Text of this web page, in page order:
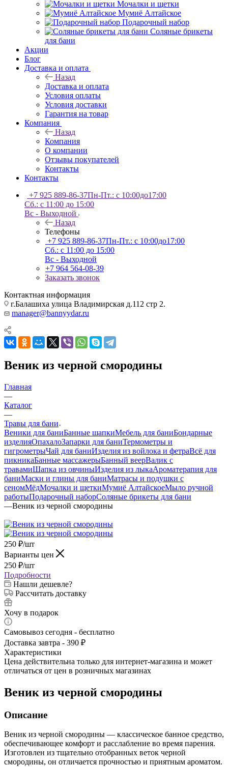
Мочалки и щетки
Мумиё Алтайское
Подарочный набор
Соляные брикеты
для бани
Акции
Блог
Доставка и оплата
Назад
Доставка и оплата
Условия оплаты
Условия доставки
Гарантия на товар
Компания
Назад
Компания
О компании
Отзывы покупателей
Контакты
Контакты
+7 925 889-86-37Пн-Пт.: с 10:00до17:00
Сб.: с 11:00 до 15:00
Вс - Выходной
Назад
Телефоны
+7 925 889-86-37Пн-Пт.: с 10:00до17:00
Сб.: с 11:00 до 15:00
Вс - Выходной
+7 964 564-08-39
Заказать звонок
Контактная информация
г.Балашиха улица Владимирская д.112 стр 2.
manager@bannyydar.ru
Веник из черной смородины
Главная
—
Каталог
—
Травы для бани
Веники для баниБанные шапкиМебель для баниБондарные
изделияОпахалоЗапарки для баниТермометры и
гигрометрыЧай для баниИзделия из войлока и фетраВсё для
пикникаБанные массажерыБанный веерВалик с
травамиШапка из овчиныИзделия из лыкаАроматерапия для
баниМаски и глины для баниМатрасы и подушки с
сеномМёдМочалки и щеткиМумиё АлтайскоеМыло ручной
работыПодарочный наборСоляные брикеты для бани
—Веник из черной смородины
250 ₽/шт
Варианты цен
250 ₽/шт
Подробности
Нашли дешевле?
Рассчитать доставку
Хочу в подарок
Самовывоз сегодня - бесплатно
Доставка завтра - 390 ₽
Характеристики
Цена действительна только для интернет-магазина и может
отличаться от цен в розничных магазинах
Веник из черной смородины
Описание
Веник из черной смородины — классическое банное средство,
обеспечивающее комфорт и расслабление во время парения.
Изготовлен из тщательно отобранных веток черной
смородины, он отличается прочностью и приятным ароматом.